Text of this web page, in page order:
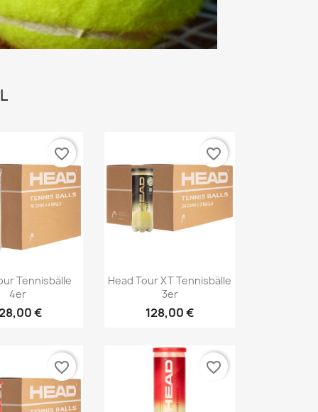
Vorschau
Tennisbälle
4er
€
favorite_border
Vorschau
Head Tour XT Tennisbälle
3er
128,00 €
favorite_border
favorite_border favorite_border